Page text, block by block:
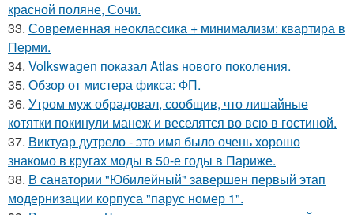
красной поляне, Сочи.
33. Современная неоклассика + минимализм: квартира в
Перми.
34. Volkswagen показал Atlas нового поколения.
35. Обзор от мистера фикса: ФП.
36. Утром муж обрадовал, сообщив, что лишайные
котятки покинули манеж и веселятся во всю в гостиной.
37. Виктуар дутрело - это имя было очень хорошо
знакомо в кругах моды в 50-е годы в Париже.
38. В санатории "Юбилейный" завершен первый этап
модернизации корпуса "парус номер 1".